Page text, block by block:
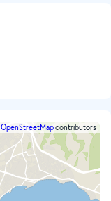
OpenStreetMapcontributors